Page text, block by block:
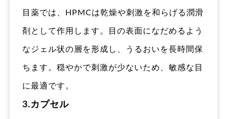
目薬では、HPMCは乾燥や刺激を和らげる潤滑
剤として作用します。目の表面になだめるよう
なジェル状の層を形成し、うるおいを長時間保
ちます。穏やかで刺激が少ないため、敏感な目
に最適です。
3.カプセル